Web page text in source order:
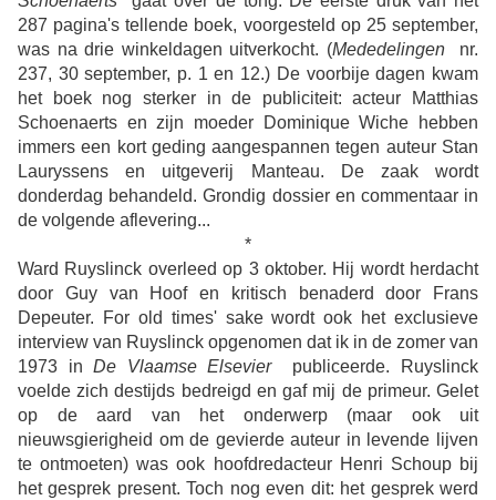
287 pagina's tellende boek, voorgesteld op 25 september,
was na drie winkeldagen uitverkocht. (Mededelingennr.
237, 30 september, p. 1 en 12.) De voorbije dagen kwam
het boek nog sterker in de publiciteit: acteur Matthias
Schoenaerts en zijn moeder Dominique Wiche hebben
immers een kort geding aangespannen tegen auteur Stan
Lauryssens en uitgeverij Manteau. De zaak wordt
donderdag behandeld. Grondig dossier en commentaar in
de volgende aflevering...
*
Ward Ruyslinck overleed op 3 oktober. Hij wordt herdacht
door Guy van Hoof en kritisch benaderd door Frans
Depeuter. For old times' sake wordt ook het exclusieve
interview van Ruyslinck opgenomen dat ik in de zomer van
1973 inDe Vlaamse Elsevierpubliceerde. Ruyslinck
voelde zich destijds bedreigd en gaf mij de primeur. Gelet
op de aard van het onderwerp (maar ook uit
nieuwsgierigheid om de gevierde auteur in levende lijven
te ontmoeten) was ook hoofdredacteur Henri Schoup bij
het gesprek present. Toch nog even dit: het gesprek werd